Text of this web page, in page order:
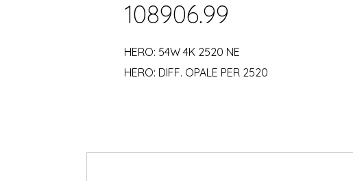
108906.99
HERO: 54W 4K 2520 NE
HERO: DIFF. OPALE PER 2520